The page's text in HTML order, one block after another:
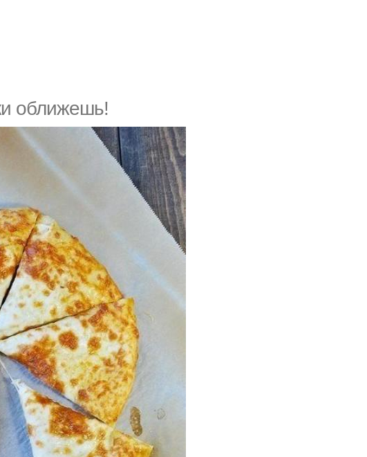
оближешь!